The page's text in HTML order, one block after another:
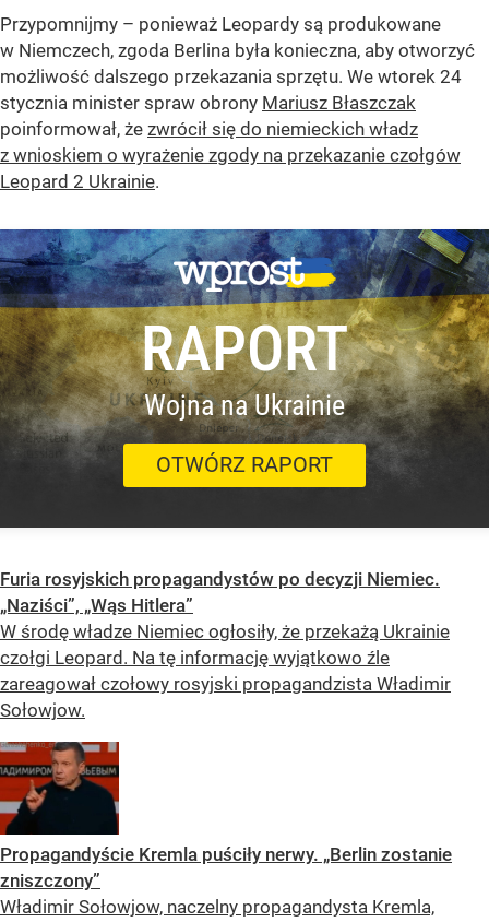
Przypomnijmy – ponieważ Leopardy są produkowane
w Niemczech, zgoda Berlina była konieczna, aby otworzyć
możliwość dalszego przekazania sprzętu. We wtorek 24
stycznia minister spraw obrony Mariusz Błaszczak
poinformował, że zwrócił się do niemieckich władz
z wnioskiem o wyrażenie zgody na przekazanie czołgów
Leopard 2 Ukrainie.
RAPORT
Wojna na Ukrainie
OTWÓRZ RAPORT
Furia rosyjskich propagandystów po decyzji Niemiec.
„Naziści”, „Wąs Hitlera”
W środę władze Niemiec ogłosiły, że przekażą Ukrainie
czołgi Leopard. Na tę informację wyjątkowo źle
zareagował czołowy rosyjski propagandzista Władimir
Sołowjow.
Propagandyście Kremla puściły nerwy. „Berlin zostanie
zniszczony”
Władimir Sołowjow, naczelny propagandysta Kremla,